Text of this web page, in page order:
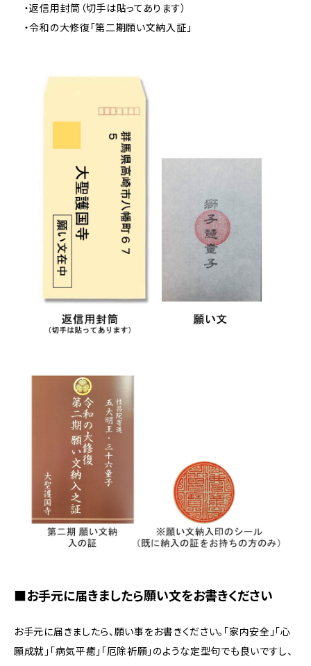
・返信用封筒（切手は貼ってあります）
・令和の大修復「第二期願い文納入証」
■お手元に届きましたら願い文をお書きください
お手元に届きましたら、願い事をお書きください。「家内安全」「心
願成就」「病気平癒」「厄除祈願」のような定型句でも良いですし、